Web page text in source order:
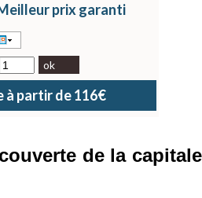
prix garanti
ok
à partir de 116€
de la capitale